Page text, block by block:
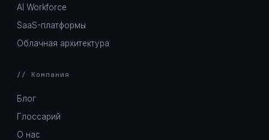
AI Workforce
SaaS-платформы
Облачная архитектура
// Компания
Блог
Глоссарий
О нас